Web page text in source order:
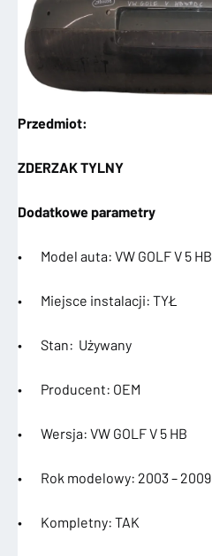
Przedmiot:
ZDERZAK TYLNY
Dodatkowe parametry
• Model auta: VW GOLF V 5 HB
• Miejsce instalacji: TYŁ
• Stan: Używany
• Producent: OEM
• Wersja: VW GOLF V 5 HB
• Rok modelowy: 2003 – 2009
• Kompletny: TAK